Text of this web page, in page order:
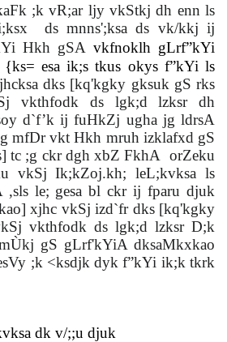
;k vR;ar ljy vkStkj dh enn ls
ds mnns';ksa ds vk/kkj ij
Hkh gSA vkfnoklh gLrf”kYi
esa ik;s tkus okys f”kYi ls
dks [kq'kgky gksuk gS rks
vkthfodk ds lgk;d lzksr dh
d`f’k ij fuHkZj ugha jg ldrsA
mfDr vkt Hkh mruh izklafxd gS
tc ;g ckr dgh xbZ FkhA
orZeku
vkSj Ik;kZoj.kh; leL;kvksa ls
,sls le; gesa bl ckr ij fparu djuk
xjhc vkSj izd`fr dks [kq'kgky
vkthfodk ds lgk;d lzksr D;k
gS gLrf'kYiA dksaMkxkao
;k <ksdjk dyk f”kYi ik;k tkrk
dk v/;;u djuk